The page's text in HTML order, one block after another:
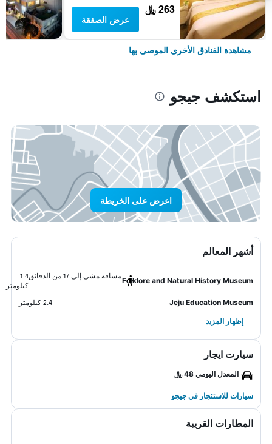
263 ﷼
عرض الصفقة
مشاهدة الفنادق الأخرى الموصى بها
استكشف جيجو
اعرض على الخريطة
أشهر المعالم
Folklore and Natural History Museum
مسافة مشي إلى 17 من الدقائق
1.4
كيلومتر
Jeju Education Museum
2.4 كيلومتر
إظهار المزيد
سيارت ايجار
المعدل اليومي 48 ﷼
سيارات للاستئجار في جيجو
المطارات القريبة